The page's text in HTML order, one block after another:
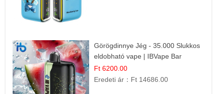
Görögdinnye Jég - 35.000 Slukkos
eldobható vape | IBVape Bar
Frissítő Nyári Íz
Ft 6200.00
Eredeti ár： Ft 14686.00